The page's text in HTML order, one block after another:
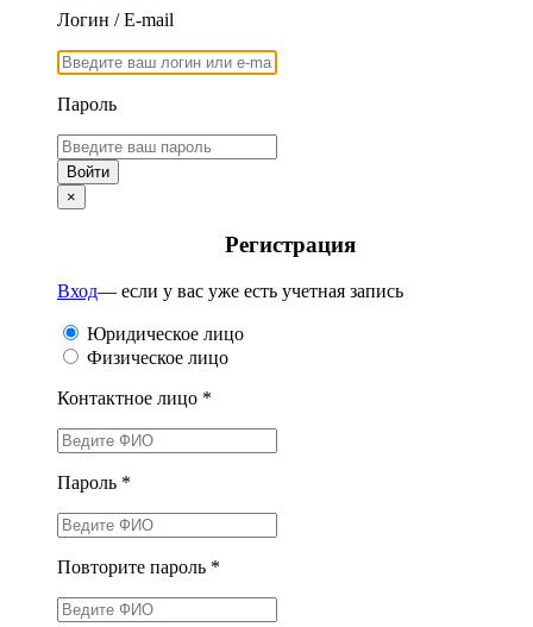
Логин / E-mail
Пароль
×
Регистрация
Вход— если у вас уже есть учетная запись
Юридическое лицо
Физическое лицо
Контактное лицо *
Пароль *
Повторите пароль *